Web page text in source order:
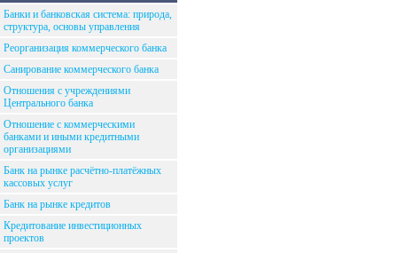
Банки и банковская система: природа,
структура, основы управления
Реорганизация коммерческого банка
Санирование коммерческого банка
Отношения с учреждениями
Центрального банка
Отношение с коммерческими
банками и иными кредитными
организациями
Банк на рынке расчётно-платёжных
кассовых услуг
Банк на рынке кредитов
Кредитование инвестиционных
проектов